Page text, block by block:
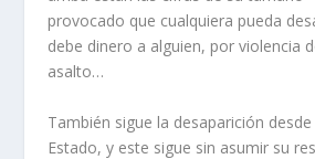
provocado que cualquiera pueda
debe dinero a alguien, por violencia
asalto…
También sigue la desaparición
Estado, y este sigue sin asumir su